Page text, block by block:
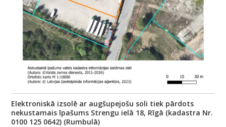
Elektroniskā izsolē ar augšupejošu soli tiek pārdots
nekustamais īpašums Strengu ielā 18, Rīgā (kadastra Nr.
0100 125 0642) (Rumbulā)